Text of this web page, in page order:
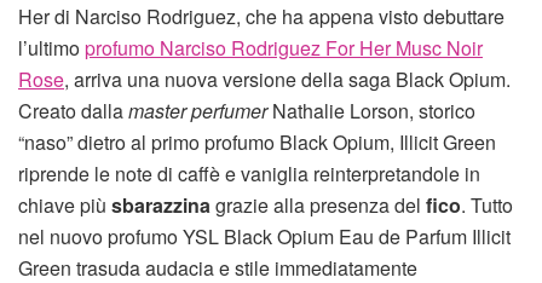
Her di Narciso Rodriguez, che ha appena visto debuttare
l’ultimoprofumo Narciso Rodriguez For Her Musc Noir
Rose, arriva una nuova versione della saga Black Opium.
Creato dallamaster perfumerNathalie Lorson, storico
“naso” dietro al primo profumo Black Opium, Illicit Green
riprende le note di caffè e vaniglia reinterpretandole in
chiave più sbarazzinagrazie alla presenza del fico. Tutto
nel nuovo profumo YSL Black Opium Eau de Parfum Illicit
Green trasuda audacia e stile immediatamente